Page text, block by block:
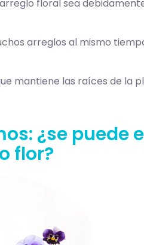
floral sea
arreglos al mismo
mantiene las raíces de la
¿se puede
flor?